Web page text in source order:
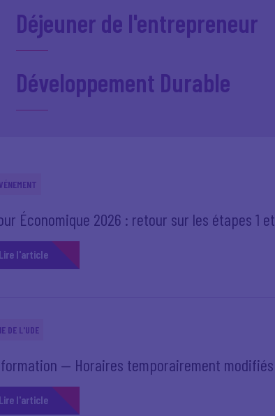
Déjeuner de l'entrepreneur
Développement Durable
Économique 2026 : retour sur les étapes 1
Lire l'article
DE L'UDE
— Horaires temporairement modifiés
Lire l'article